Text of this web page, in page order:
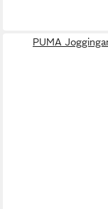
PUMA